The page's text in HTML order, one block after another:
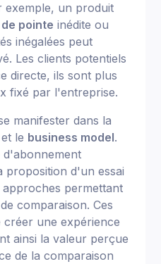
exemple, un produit
pointe inédite ou
inégalées peut
Les clients potentiels
directe, ils sont plus
fixé par l'entreprise.
manifester dans la
et le business model.
d'abonnement
proposition d'un essai
permettant
comparaison. Ces
créer une expérience
ainsi la valeur perçue
de la comparaison